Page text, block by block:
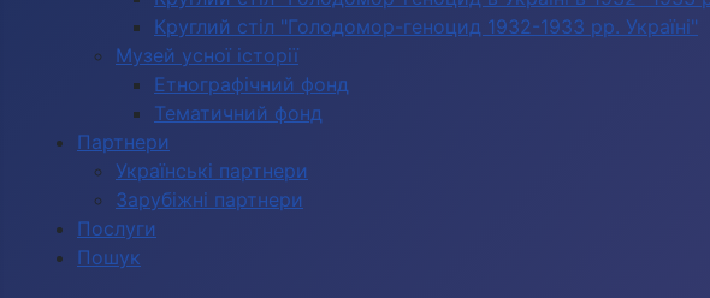
Круглий стіл "Голодомор-геноцид 1932-1933 рр. Україні"
Музей усної історії
Етнографічний фонд
Тематичний фонд
Партнери
Українські партнери
Зарубіжні партнери
Послуги
Пошук